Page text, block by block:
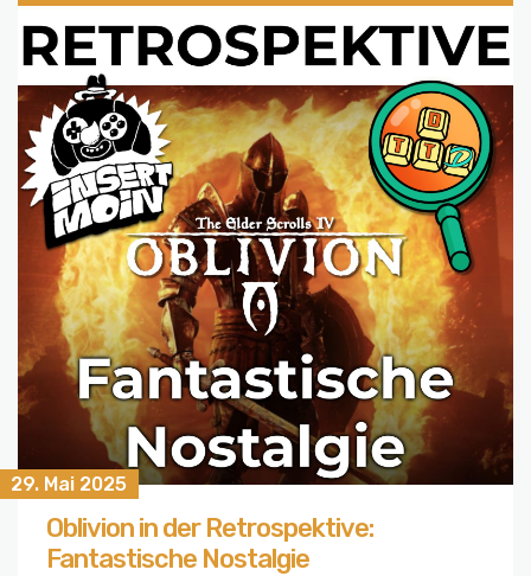
29. Mai 2025
Oblivion in der Retrospektive:
Fantastische Nostalgie